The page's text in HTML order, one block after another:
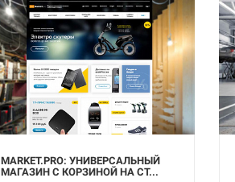
MARKET.PRO: УНИВЕРСАЛЬНЫЙ
МАГАЗИН С КОРЗИНОЙ НА СТ...